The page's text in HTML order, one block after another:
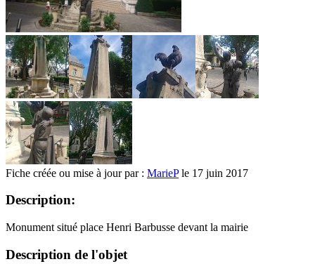
Fiche créée ou mise à jour par : MariePle 17 juin 2017
Description:
Monument situé place Henri Barbusse devant la mairie
Description de l'objet